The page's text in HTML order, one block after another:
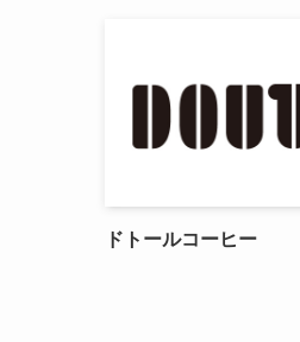
ドトールコーヒー